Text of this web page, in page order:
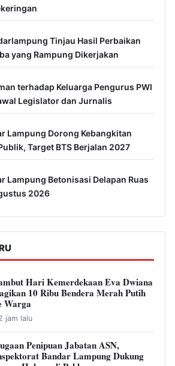
Tinjau Hasil Perbaikan
yang Rampung Dikerjakan
terhadap Keluarga Pengurus PWI
Legislator dan Jurnalis
Lampung Dorong Kebangkitan
Target BTS Berjalan 2027
Lampung Betonisasi Delapan Ruas
2026
Hari Kemerdekaan Eva Dwiana
10 Ribu Bendera Merah Putih
Warga
jam lalu
Penipuan Jabatan ASN,
Bandar Lampung Dukung